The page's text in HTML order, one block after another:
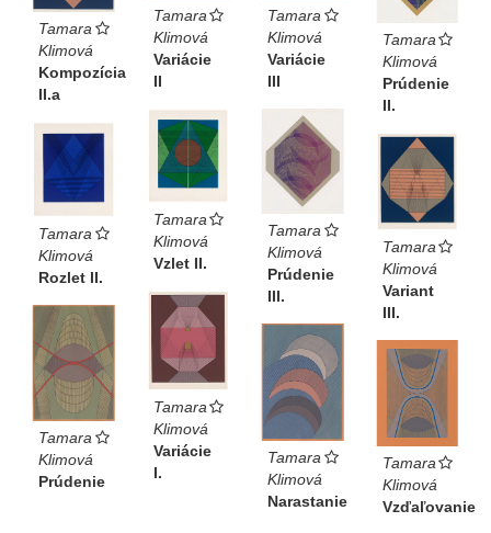
Tamara
Klimová
Kompozícia
II.a
Tamara
Klimová
Variácie
II
Tamara
Klimová
Variácie
III
Tamara
Klimová
Prúdenie
II.
Tamara
Klimová
Prúdenie
III.
Tamara
Klimová
Vzlet II.
Tamara
Klimová
Rozlet II.
Tamara
Klimová
Variant
III.
Tamara
Klimová
Variácie
I.
Tamara
Klimová
Prúdenie
Tamara
Klimová
Narastanie
Tamara
Klimová
Vzďaľovanie